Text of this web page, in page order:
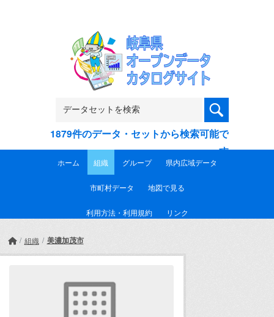
1879件のデータ・セットから検索可能で
す
ホーム 組織 グループ 県内広域データ
市町村データ 地図で見る
利用方法・利用規約 リンク
組織 美濃加茂市